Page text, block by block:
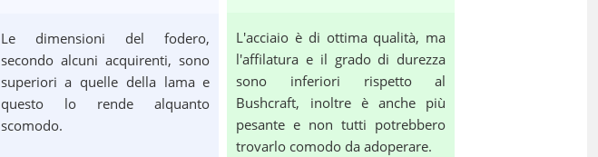
Le dimensioni del fodero,
secondo alcuni acquirenti, sono
superiori a quelle della lama e
questo lo rende alquanto
scomodo.
L'acciaio è di ottima qualità, ma
l'affilatura e il grado di durezza
sono inferiori rispetto al
Bushcraft, inoltre è anche più
pesante e non tutti potrebbero
trovarlo comodo da adoperare.